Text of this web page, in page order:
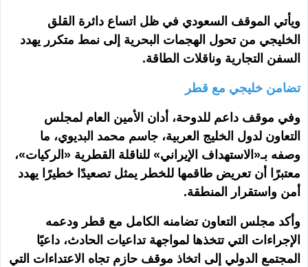
ويأتي الموقف السعودي في ظل اتساع دائرة القلق
الخليجي من تحول الهجمات البحرية إلى نمط متكرر يهدد
السفن التجارية وناقلات الطاقة.
تضامن خليجي مع قطر
وفي موقف داعم للدوحة، أدان الأمين العام لمجلس
التعاون لدول الخليج العربية، جاسم محمد البديوي، ما
وصفه بـ«الاستهداف الإيراني» للناقلة القطرية «الركيات»،
معتبرًا أن تعريض طاقمها للخطر يمثل تصعيدًا خطيرًا يهدد
أمن واستقرار المنطقة.
وأكد مجلس التعاون تضامنه الكامل مع قطر ودعمه
الإجراءات التي تتخذها لمواجهة تداعيات الحادث، داعيًا
المجتمع الدولي إلى اتخاذ موقف حازم تجاه الاعتداءات التي